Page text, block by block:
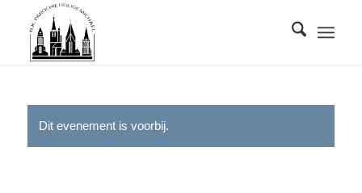
Dit evenement is voorbij.